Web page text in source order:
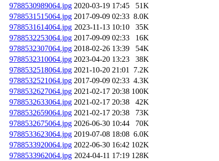
9788530989064.jpg 2020-03-19 17:45
51K
9788531515064.jpg 2017-09-09 02:33 8.0K
9788531614064.jpg 2023-11-13 10:10
35K
9788532253064.jpg 2017-09-09 02:33
16K
9788532307064.jpg 2018-02-26 13:39
54K
9788532310064.jpg 2023-04-20 13:23
38K
9788532518064.jpg 2021-10-20 21:01 7.2K
9788532521064.jpg 2017-09-09 02:33 4.3K
9788532627064.jpg 2021-02-17 20:38 100K
9788532633064.jpg 2021-02-17 20:38
42K
9788532659064.jpg 2021-02-17 20:38
73K
9788532675064.jpg 2026-06-30 10:44
70K
9788533623064.jpg 2019-07-08 18:08 6.0K
9788533920064.jpg 2022-06-30 16:42 102K
9788533962064.jpg 2024-04-11 17:19 128K